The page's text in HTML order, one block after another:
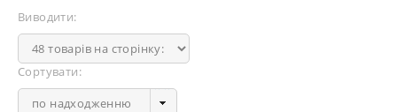
Виводити:
Сортувати:
по надходженню